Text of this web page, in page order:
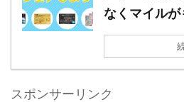
なくマイルが
スポンサーリンク